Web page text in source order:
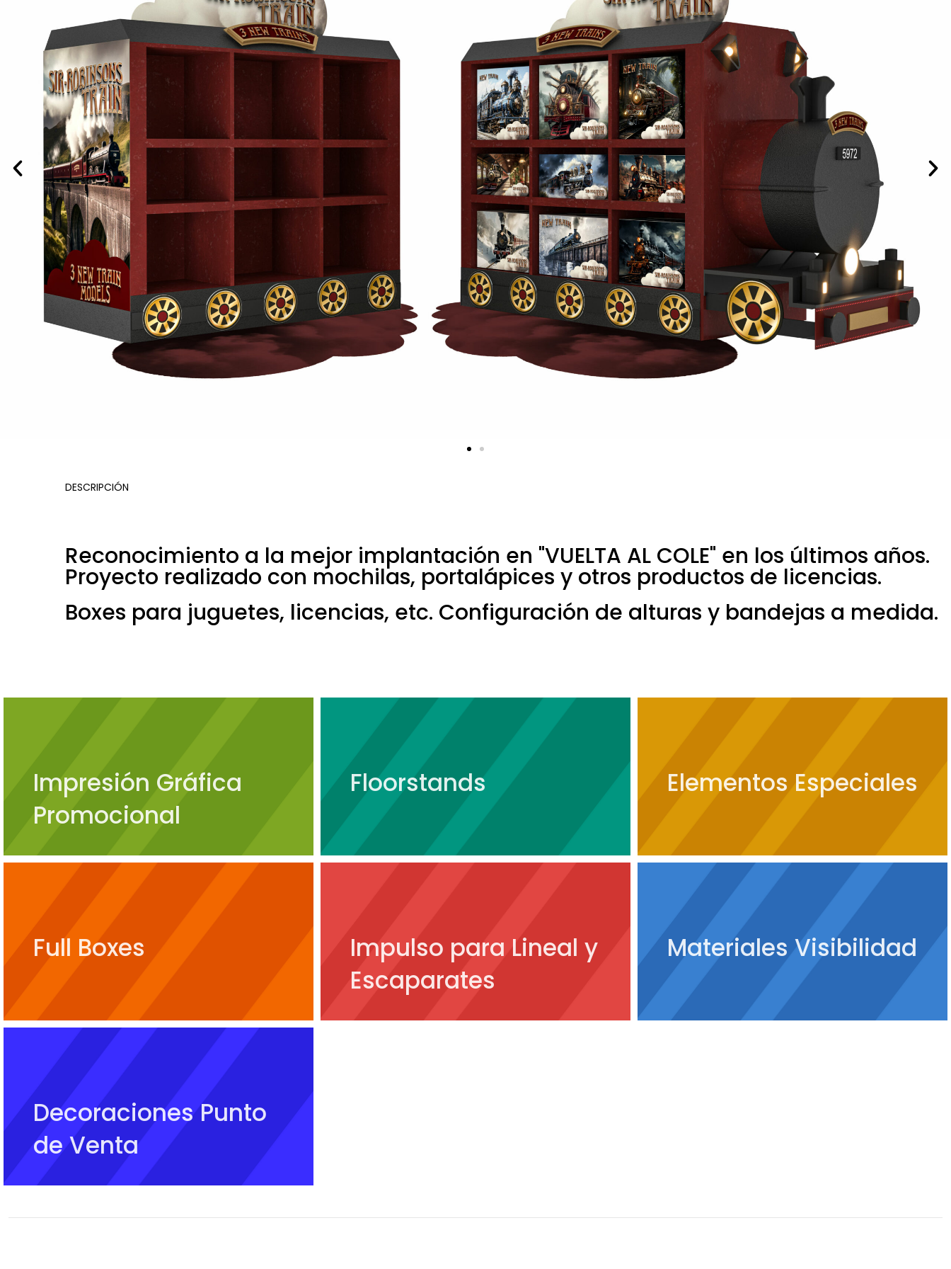
DESCRIPCIÓN
Reconocimiento a la mejor implantación en "VUELTA AL COLE" en los últimos años.
Proyecto realizado con mochilas, portalápices y otros productos de licencias.
Boxes para juguetes, licencias, etc. Configuración de alturas y bandejas a medida.
Impresión Gráfica
Promocional
Floorstands Elementos Especiales
Full Boxes
Impulso para Lineal y
Escaparates
Materiales Visibilidad
Decoraciones Punto
de Venta